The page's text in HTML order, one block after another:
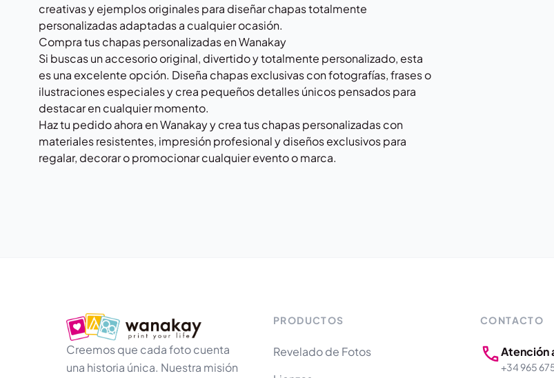
creativas y ejemplos originales para diseñar chapas totalmente
personalizadas adaptadas a cualquier ocasión.
Compra tus chapas personalizadas en Wanakay
Si buscas un accesorio original, divertido y totalmente personalizado, esta
es una excelente opción. Diseña chapas exclusivas con fotografías, frases o
ilustraciones especiales y crea pequeños detalles únicos pensados para
destacar en cualquier momento.
Haz tu pedido ahora enWanakayy crea tus chapas personalizadas con
materiales resistentes, impresión profesional y diseños exclusivos para
regalar, decorar o promocionar cualquier evento o marca.
Creemos que cada foto cuenta
una historia única. Nuestra misión
PRODUCTOS
Revelado de Fotos
CONTACTO
Atención
+34 965